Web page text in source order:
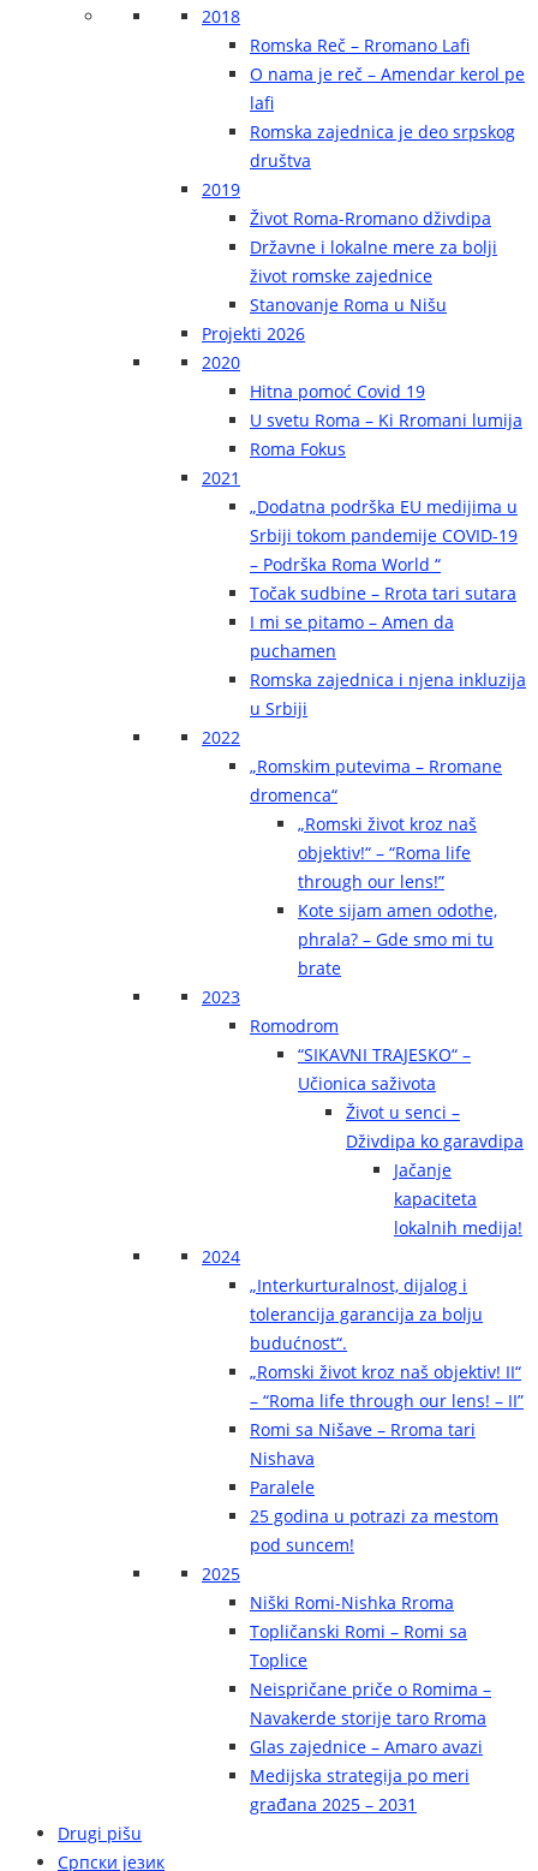
2018
Romska Reč – Rromano Lafi
O nama je reč – Amendar kerol pe
lafi
Romska zajednica je deo srpskog
društva
2019
Život Roma-Rromano dživdipa
Državne i lokalne mere za bolji
život romske zajednice
Stanovanje Roma u Nišu
Projekti 2026
2020
Hitna pomoć Covid 19
U svetu Roma – Ki Rromani lumija
Roma Fokus
2021
„Dodatna podrška EU medijima u
Srbiji tokom pandemije COVID-19
– Podrška Roma World “
Točak sudbine – Rrota tari sutara
I mi se pitamo – Amen da
puchamen
Romska zajednica i njena inkluzija
u Srbiji
2022
„Romskim putevima – Rromane
dromenca“
„Romski život kroz naš
objektiv!“ – “Roma life
through our lens!”
Kote sijam amen odothe,
phrala? – Gde smo mi tu
brate
2023
Romodrom
“SIKAVNI TRAJESKO“ –
Učionica saživota
Život u senci –
Dživdipa ko garavdipa
Jačanje
kapaciteta
lokalnih medija!
2024
„Interkurturalnost, dijalog i
tolerancija garancija za bolju
budućnost“.
„Romski život kroz naš objektiv! II“
– “Roma life through our lens! – II”
Romi sa Nišave – Rroma tari
Nishava
Paralele
25 godina u potrazi za mestom
pod suncem!
2025
Niški Romi-Nishka Rroma
Topličanski Romi – Romi sa
Toplice
Neispričane priče o Romima –
Navakerde storije taro Rroma
Glas zajednice – Amaro avazi
Medijska strategija po meri
građana 2025 – 2031
Drugi pišu
Српски језик